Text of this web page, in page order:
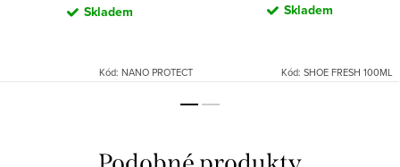
Skladem
Kód: NANO PROTECT
Skladem
Kód: SHOE FRESH 100ML